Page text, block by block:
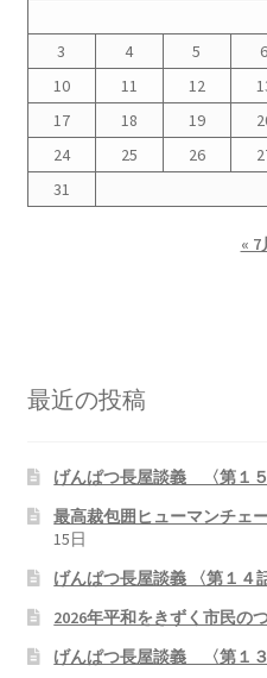
2024.3.10第13回原発ゼ
き集会
2024.10.13 映画「決断」
2025.3.23第14回原発ゼ
ギャラリー
ギャラリー_2023.3.12
ギャラリー_2024.3.10
ギャラリー_2025.3.23
ギャラリー_2026.3.15
3
4 5 6
10
11 12
17
18 19
24
25 26
31
« 7
最近の投稿
げんぱつ長屋談義 〈第１５
最高裁包囲ヒューマンチェ
15日
げんぱつ長屋談義 〈第１４
2026年平和をきずく市民の
げんぱつ長屋談義 〈第１３